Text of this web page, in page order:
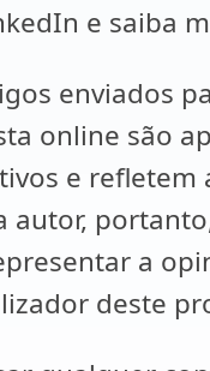
e saiba
enviados
online são
e refletem
autor,
a
deste